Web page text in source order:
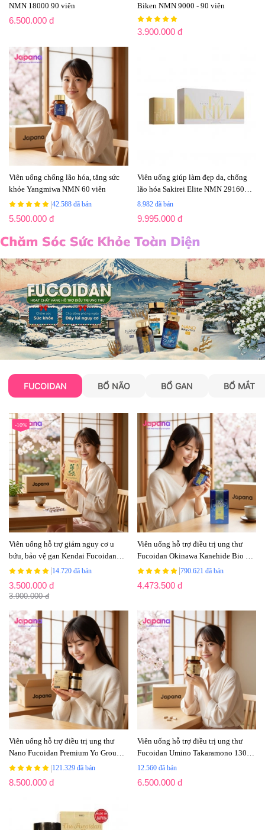
NMN 18000 90 viên
6.500.000 đ
Biken NMN 9000 - 90 viên
3.900.000 đ
Viên uống chống lão hóa, tăng sức
khỏe Yangmiwa NMN 60 viên
|42.588 đã bán
5.500.000 đ
Viên uống giúp làm đẹp da, chống
lão hóa Sakirei Elite NMN 29160
Nhật Bản 90 viên (Date 10/2028)
8.982 đã bán
9.995.000 đ
FUCOIDAN BỔ NÃO BỔ GAN BỔ MẮT
-10%
Viên uống hỗ trợ giảm nguy cơ u
bứu, bảo vệ gan Kendai Fucoidan
Super Plus 60 viên14.720 đã bán
3.500.000 đ
3.900.000 đ
Viên uống hỗ trợ điều trị ung thư
Fucoidan Okinawa Kanehide Bio EX
323mg - 150 viên790.621 đã bán
4.473.500 đ
Viên uống hỗ trợ điều trị ung thư
Nano Fucoidan Premium Yo Group
130 viên - Date 03/2027
|121.329 đã bán
8.500.000 đ
Viên uống hỗ trợ điều trị ung thư
Fucoidan Umino Takaramono 130
viên - Date 04/2027
12.560 đã bán
6.500.000 đ